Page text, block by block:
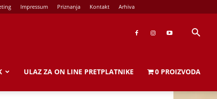
Impressum Priznanja Kontakt Arhiva
ULAZ ZA ON LINE PRETPLATNIKE 0 PROIZVODA